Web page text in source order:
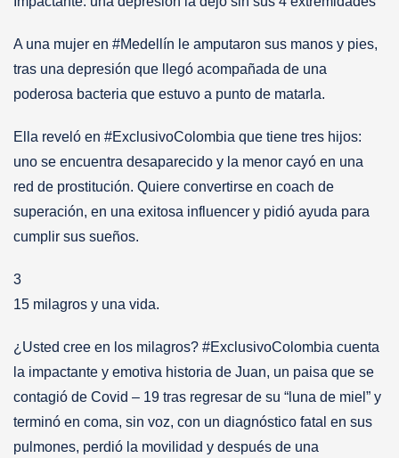
A una mujer en #Medellín le amputaron sus manos y pies,
tras una depresión que llegó acompañada de una
poderosa bacteria que estuvo a punto de matarla.
Ella reveló en #ExclusivoColombia que tiene tres hijos:
uno se encuentra desaparecido y la menor cayó en una
red de prostitución. Quiere convertirse en coach de
superación, en una exitosa influencer y pidió ayuda para
cumplir sus sueños.
3
15 milagros y una vida.
¿Usted cree en los milagros? #ExclusivoColombia cuenta
la impactante y emotiva historia de Juan, un paisa que se
contagió de Covid – 19 tras regresar de su “luna de miel” y
terminó en coma, sin voz, con un diagnóstico fatal en sus
pulmones, perdió la movilidad y después de una